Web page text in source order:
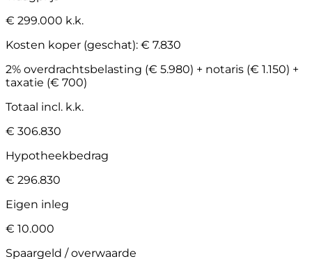
€ 299.000 k.k.
Kosten koper (geschat): € 7.830
2% overdrachtsbelasting (€ 5.980) + notaris (€ 1.150) +
taxatie (€ 700)
Totaal incl. k.k.
€ 306.830
Hypotheekbedrag
€ 296.830
Eigen inleg
€ 10.000
Spaargeld / overwaarde